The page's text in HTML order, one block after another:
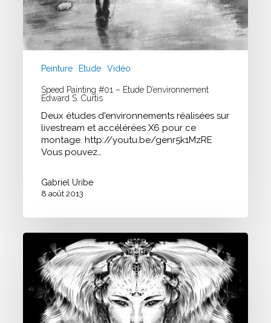
Peinture Etude Vidéo
Speed Painting #01 – Etude D’environnement
Edward S. Curtis
Deux études d'environnements réalisées sur
livestream et accélérées X6 pour ce
montage. http://youtu.be/genr5k1MzRE
Vous pouvez…
Gabriel Uribe
8 août 2013
Concept
B&W-
6MT